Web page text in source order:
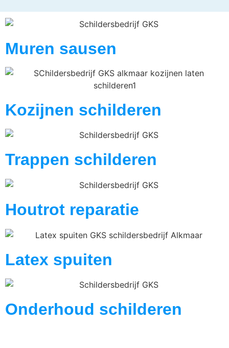
Muren sausen
Kozijnen schilderen
Trappen schilderen
Houtrot reparatie
Latex spuiten
Onderhoud schilderen